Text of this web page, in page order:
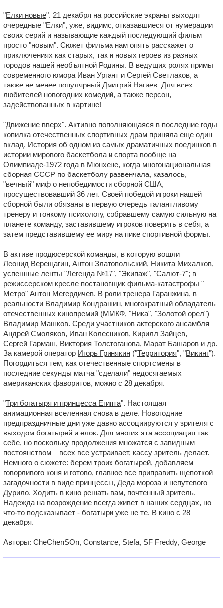
"Елки новые". 21 декабря на российские экраны выходят
очередные "Елки", уже, видимо, отказавшиеся от нумерации
своих серий и называющие каждый последующий фильм
просто "новым". Сюжет фильма нам опять расскажет о
приключениях как старых, так и новых героев из разных
городов нашей необъятной Родины. В ведущих ролях примы
современного юмора Иван Ургант и Сергей Светлаков, а
также не менее популярный Дмитрий Нагиев. Для всех
любителей новогодних комедий, а также персон,
задействованных в картине!
"Движение вверх". Активно пополняющаяся в последние годы
копилка отечественных спортивных драм приняла еще один
вклад. История об одном из самых драматичных поединков в
истории мирового баскетбола и спорта вообще на
Олимпиаде-1972 года в Мюнхене, когда многонациональная
сборная СССР по баскетболу развенчала, казалось,
"вечный" миф о непобедимости сборной США,
просуществовавший 36 лет. Своей победой игроки нашей
сборной были обязаны в первую очередь талантливому
тренеру и тонкому психологу, собравшему самую сильную на
планете команду, заставившему игроков поверить в себя, а
затем представившему ее миру на пике спортивной формы.
В активе продюсерской команды, в которую вошли
Леонид Верещагин, Антон Златопольский, Никита Михалков,
успешные ленты "Легенда №17", "Экипаж", "Салют-7"; в
режиссерском кресле постановщик фильма-катастрофы "
Метро" Антон Мегердичев. В роли тренера Гаранжина, в
реальности Владимир Кондрашин, многократный обладатель
отечественных кинопремий (ММКФ, "Ника", "Золотой орел")
Владимир Машков. Среди участников актерского ансамбля
Андрей Смоляков, Иван Колесников, Кирилл Зайцев,
Сергей Гармаш, Виктория Толстоганова, Марат Башаров и др.
За камерой оператор Игорь Гринякин ("Территория", "Викинг").
Погордиться тем, как отечественные спортсмены в
последние секунды матча "сделали" недосягаемых
американских фаворитов, можно с 28 декабря.
"Три богатыря и принцесса Египта". Настоящая
анимационная вселенная снова в деле. Новогодние
предпраздничные дни уже давно ассоциируются у зрителя с
выходом богатырей и елок. Для многих эта ассоциация так
себе, но поскольку продолжения множатся с завидным
постоянством – всех все устраивает, кассу зритель делает.
Немного о сюжете: берем троих богатырей, добавляем
говорливого коня и готово, главное все приправить щепоткой
загадочности в виде принцессы, Деда мороза и непутевого
Дурило. Ходить в кино решать вам, почтенный зритель.
Надежда на возрождение всегда живет в наших сердцах, но
что-то подсказывает - богатыри уже не те. В кино с 28
декабря.
Авторы: CheChenSOn, Constance, Stefa, SF Freddy, George